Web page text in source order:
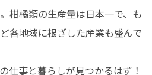
柑橘類の生産量は日本一で、も
各地域に根ざした産業も盛んで
仕事と暮らしが見つかるはず！